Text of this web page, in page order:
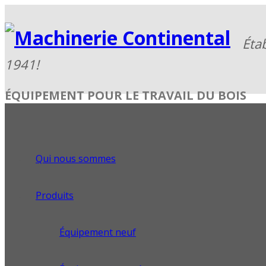
ÉQUIPEMENT POUR LE TRAVAIL DU BOIS
Qui nous sommes
Produits
Équipement neuf